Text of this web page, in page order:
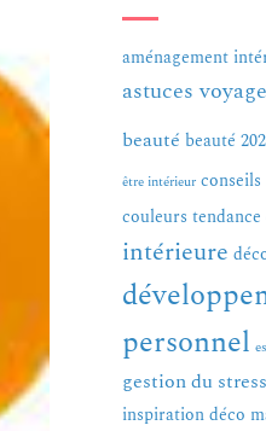
aménagement
astuces voyage
beauté beauté
être intérieur conseils
couleurs tendance
intérieure
personnel
gestion du stress
inspiration déco